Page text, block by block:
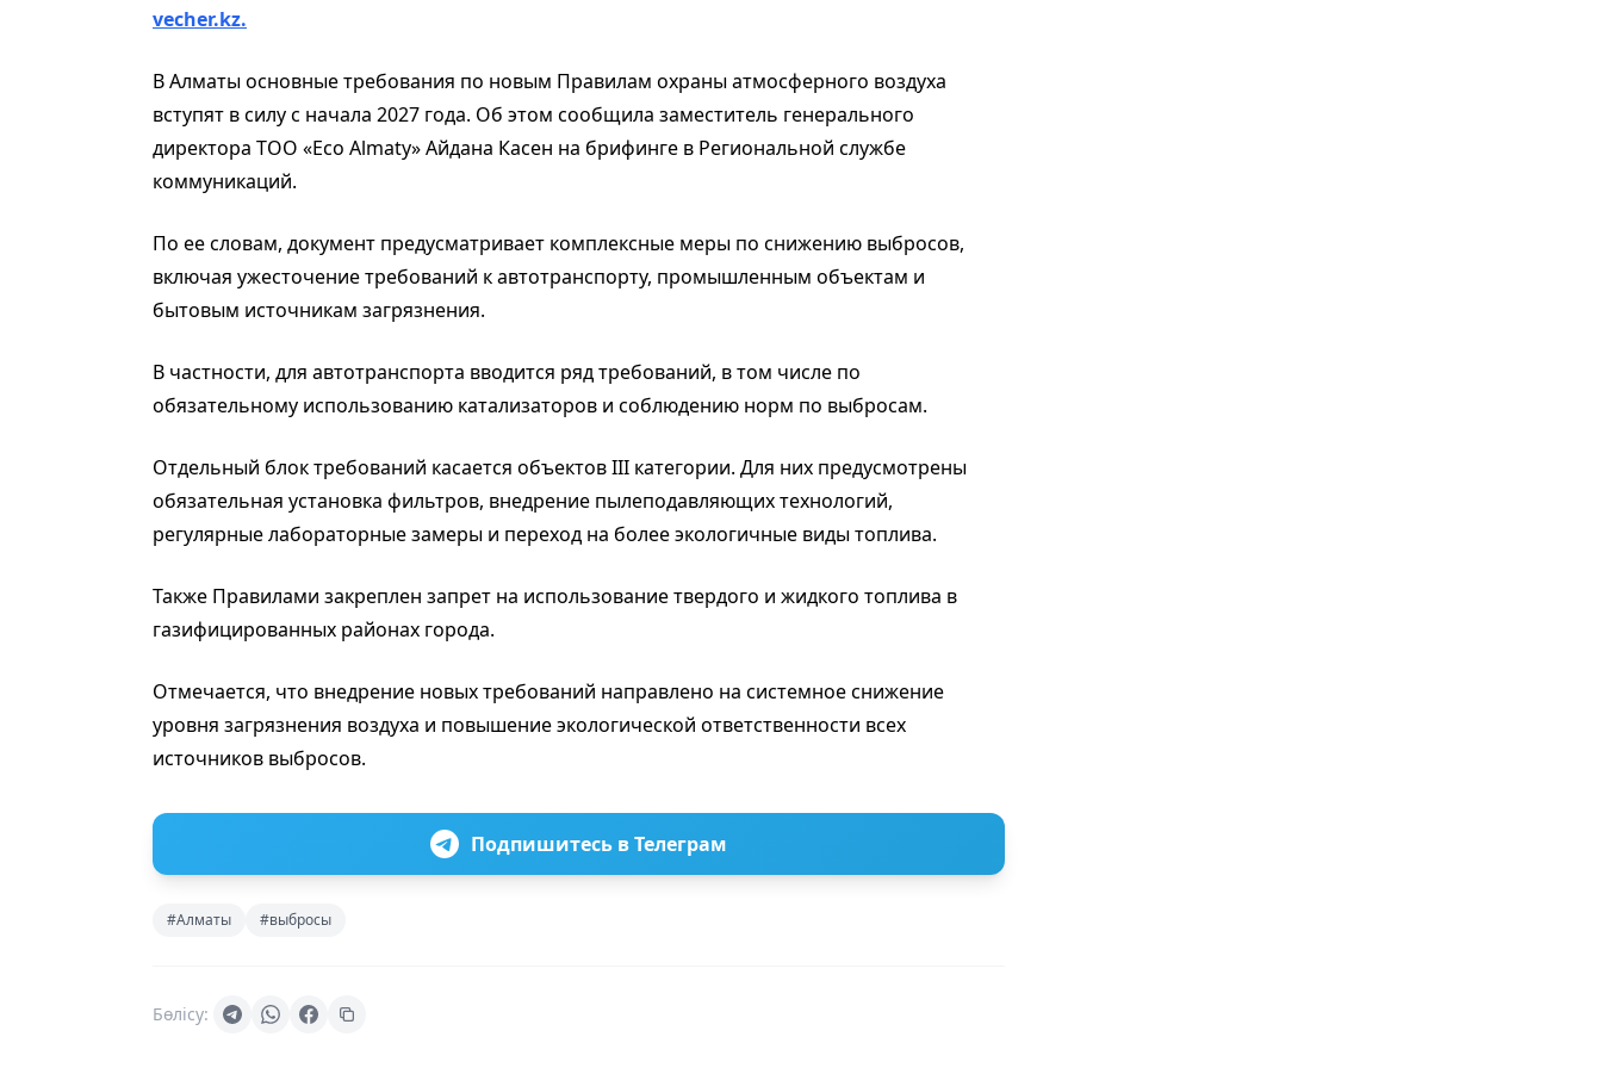
vecher.kz.
В Алматы основные требования по новым Правилам охраны атмосферного воздуха
вступят в силу с начала 2027 года. Об этом сообщила заместитель генерального
директора ТОО «Eco Almaty» Айдана Касен на брифинге в Региональной службе
коммуникаций.
По ее словам, документ предусматривает комплексные меры по снижению выбросов,
включая ужесточение требований к автотранспорту, промышленным объектам и
бытовым источникам загрязнения.
В частности, для автотранспорта вводится ряд требований, в том числе по
обязательному использованию катализаторов и соблюдению норм по выбросам.
Отдельный блок требований касается объектов III категории. Для них предусмотрены
обязательная установка фильтров, внедрение пылеподавляющих технологий,
регулярные лабораторные замеры и переход на более экологичные виды топлива.
Также Правилами закреплен запрет на использование твердого и жидкого топлива в
газифицированных районах города.
Отмечается, что внедрение новых требований направлено на системное снижение
уровня загрязнения воздуха и повышение экологической ответственности всех
источников выбросов.
Подпишитесь в Телеграм
#Алматы #выбросы
Бөлісу: